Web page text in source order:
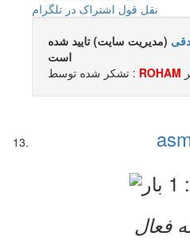
نقل قول اشتراک در تلگرام
(مدیریت سایت) تایید شده
است
تشکر شده توسط : ROHAM
فعال